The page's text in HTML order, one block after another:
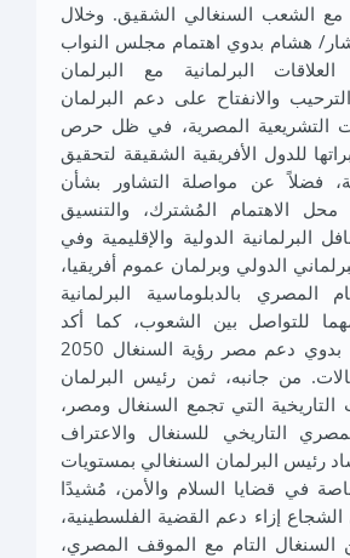
مع الشعب السنغالي الشقيق. وخلال
هشام بدوي اهتمام مجلس النواب
البرلمانية مع البرلمان
والانفتاح على دعم البرلمان
التشريعية المصرية، في ظل حرص
للدول الأفريقية الشقيقة لتحقيق
فضلاً عن مواصلة التشاور بشأن
محل الاهتمام المُشترك، والتنسيق
البرلمانية الدولية والإقليمية وفي
الدولي وبرلمان عموم أفريقيا،
المصري بالدبلوماسية البرلمانية
مهما للتواصل بين الشعوب، كما أكد
المستشار/ هشام بدوي دعم مصر رؤية السنغال 2050
من جانبه، ثمن رئيس البرلمان
التاريخية التي تجمع السنغال ومصر،
التاريخي للسنغال والاعتراف
رئيس البرلمان السنغالي بمستويات
في قضايا السلام والأمن، مُشيدًا
إزاء دعم القضية الفلسطينية،
السنغال التام مع الموقف المصري،